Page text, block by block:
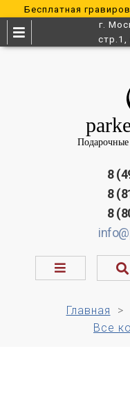
Бесплатная
г.
8
8
8
Главная
Все